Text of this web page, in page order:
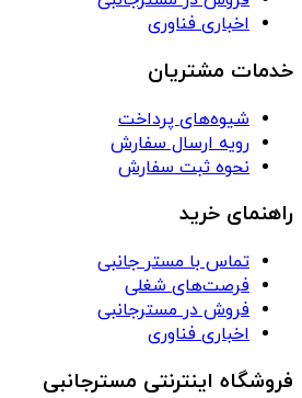
اخباری فناوری
خدمات مشتریان
شیوه‌های پرداخت
رویه ارسال سفارش
نحوه ثبت سفارش
راهنمای خرید
تماس با مستر جانبی
فرصت‌های شغلی
فروش در مسترجانبی
اخباری فناوری
فروشگاه اینترنتی مسترجانبی